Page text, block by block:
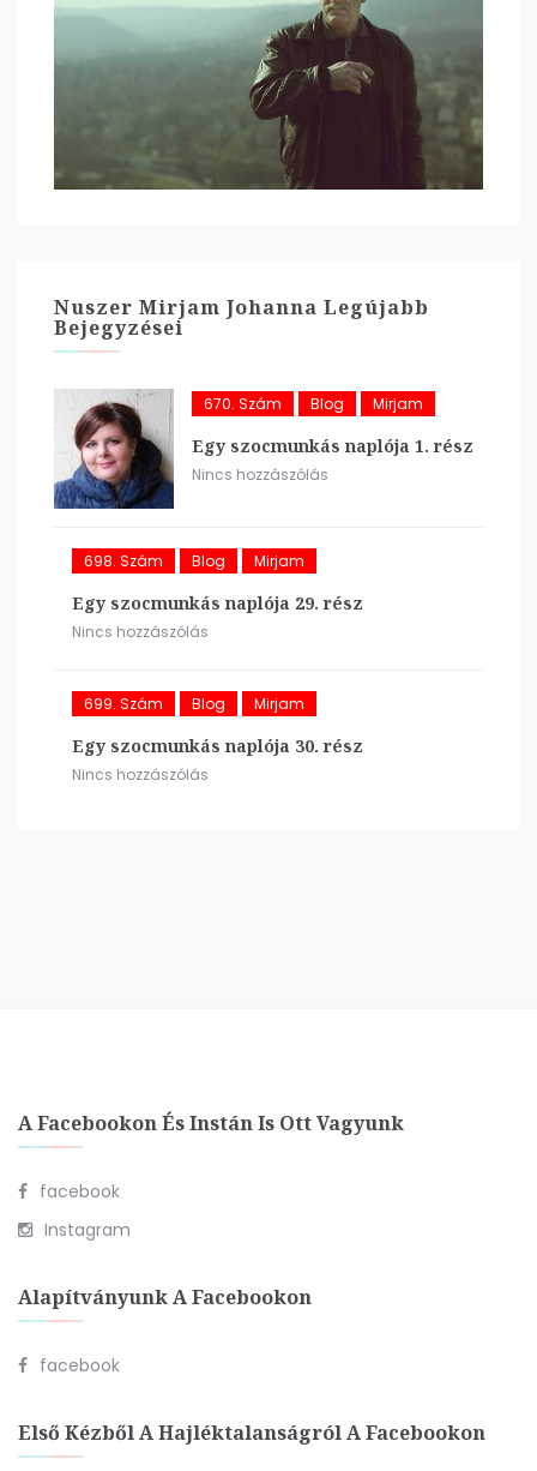
Nuszer Mirjam Johanna Legújabb
Bejegyzései
670. Szám Blog Mirjam
Egy szocmunkás naplója 1. rész
Nincs hozzászólás
698. Szám Blog Mirjam
Egy szocmunkás naplója 29. rész
Nincs hozzászólás
699. Szám Blog Mirjam
Egy szocmunkás naplója 30. rész
Nincs hozzászólás
A Facebookon És Instán Is Ott Vagyunk
facebook
Instagram
Alapítványunk A Facebookon
facebook
Első Kézből A Hajléktalanságról A Facebookon